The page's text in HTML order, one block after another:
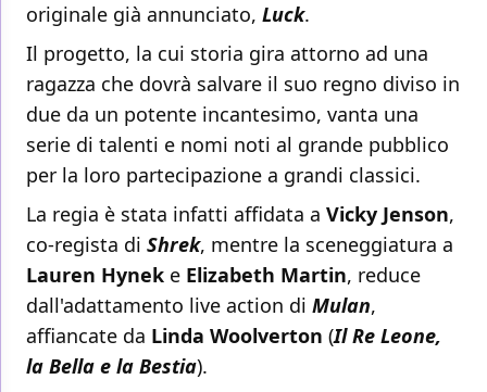
originale già annunciato, Luck.
Il progetto, la cui storia gira attorno ad una
ragazza che dovrà salvare il suo regno diviso in
due da un potente incantesimo, vanta una
serie di talenti e nomi noti al grande pubblico
per la loro partecipazione a grandi classici.
La regia è stata infatti affidata a Vicky Jenson,
co-regista di Shrek, mentre la sceneggiatura a
Lauren Hynek e Elizabeth Martin, reduce
dall'adattamento live action di Mulan,
affiancate da Linda Woolverton (Il Re Leone,
la Bella e la Bestia).